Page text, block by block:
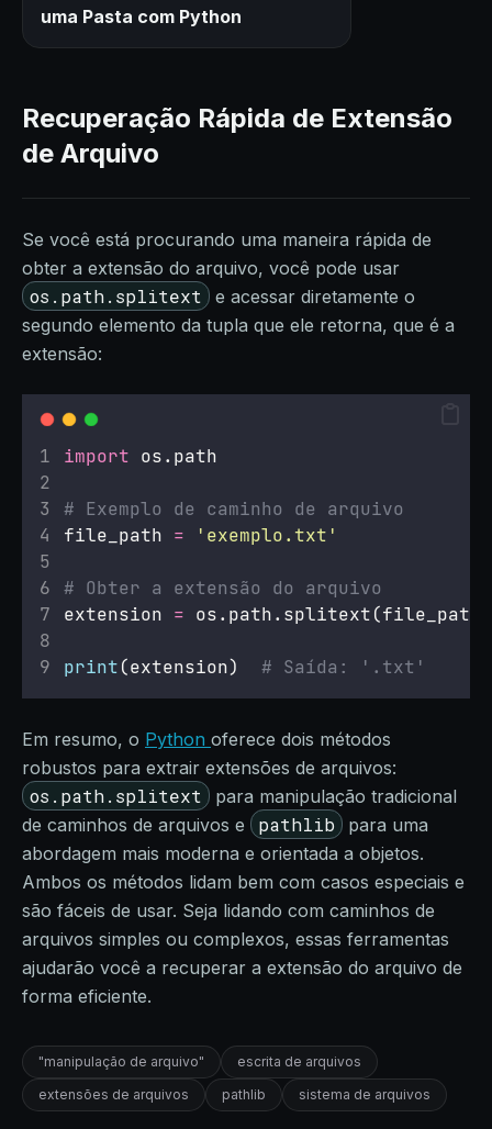
uma Pasta com Python
Recuperação Rápida de Extensão
de Arquivo
Se você está procurando uma maneira rápida de
obter a extensão do arquivo, você pode usar
os.path.splitext
e acessar diretamente o
segundo elemento da tupla que ele retorna, que é a
extensão:
import os.path
# Exemplo de caminho de arquivo
file_path = ' exemplo.txt '
# Obter a extensão do arquivo
extension =
print(extension) # Saída: '.txt'
Em resumo, o Python oferece dois métodos
robustos para extrair extensões de arquivos:
os.path.splitext
para manipulação tradicional
de caminhos de arquivos e
pathlib
para uma
abordagem mais moderna e orientada a objetos.
Ambos os métodos lidam bem com casos especiais e
são fáceis de usar. Seja lidando com caminhos de
arquivos simples ou complexos, essas ferramentas
ajudarão você a recuperar a extensão do arquivo de
forma eficiente.
"manipulação de arquivo"
escrita de arquivos
extensões de arquivos
pathlib sistema de arquivos